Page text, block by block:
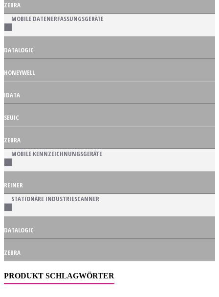
ZEBRA
MOBILE DATENERFASSUNGSGERÄTE
DATALOGIC
HONEYWELL
IDATA
SEUIC
ZEBRA
MOBILE KENNZEICHNUNGSGERÄTE
REINER
STATIONÄRE INDUSTRIESCANNER
DATALOGIC
ZEBRA
PRODUKT SCHLAGWÖRTER